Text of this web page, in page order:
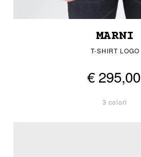
MARNI
T-SHIRT LOGO
€ 295,00
3 colori